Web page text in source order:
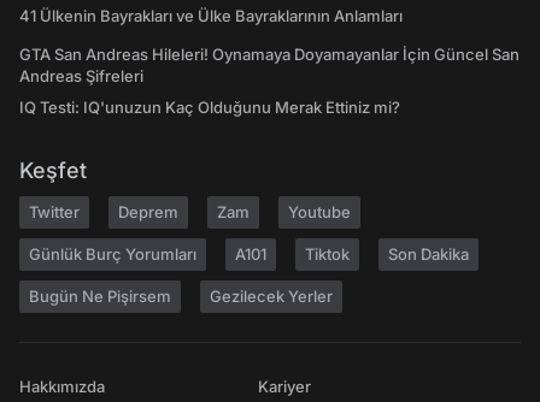
41 Ülkenin Bayrakları ve Ülke Bayraklarının Anlamları
GTA San Andreas Hileleri! Oynamaya Doyamayanlar İçin Güncel San
Andreas Şifreleri
IQ Testi: IQ'unuzun Kaç Olduğunu Merak Ettiniz mi?
Keşfet
Twitter Deprem Zam Youtube
Günlük Burç Yorumları A101 Tiktok Son Dakika
Bugün Ne Pişirsem Gezilecek Yerler
Hakkımızda
Kariyer